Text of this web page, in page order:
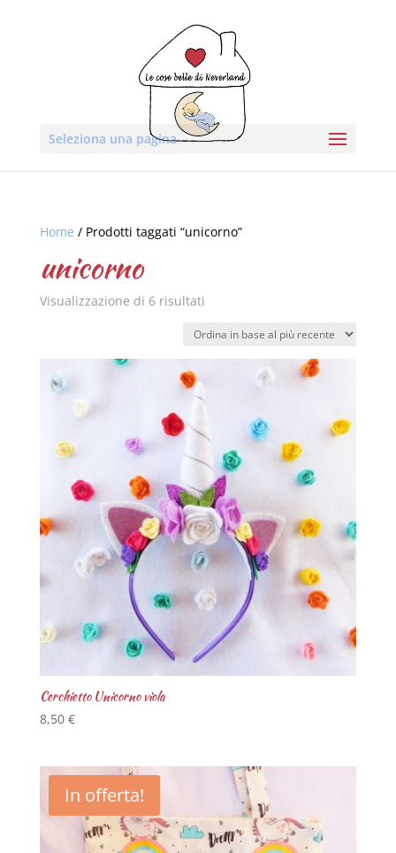
Seleziona una pagina
Home / Prodotti taggati “unicorno”
unicorno
Visualizzazione di 6 risultati
Cerchietto Unicorno viola
8,50 €
In offerta!